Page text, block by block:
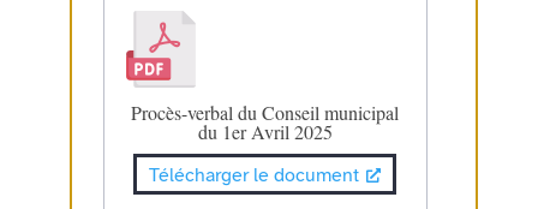
Procès-verbal du Conseil municipal
du 1er Avril 2025
Télécharger le document